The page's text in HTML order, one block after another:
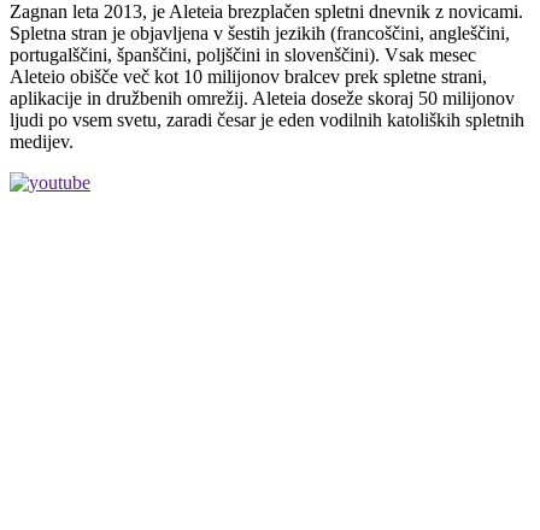
Zagnan leta 2013, je Aleteia brezplačen spletni dnevnik z novicami.
Spletna stran je objavljena v šestih jezikih (francoščini, angleščini,
portugalščini, španščini, poljščini in slovenščini). Vsak mesec
Aleteio obišče več kot 10 milijonov bralcev prek spletne strani,
aplikacije in družbenih omrežij. Aleteia doseže skoraj 50 milijonov
ljudi po vsem svetu, zaradi česar je eden vodilnih katoliških spletnih
medijev.